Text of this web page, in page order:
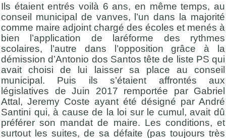
Ils étaient entrés voilà 6 ans, en même temps, au
conseil municipal de vanves, l’un dans la majorité
comme maire adjoint chargé des écoles et menés à
bien l’application de laréforme des rythmes
scolaires, l’autre dans l’opposition grâce à la
démission d’Antonio dos Santos tête de liste PS qui
avait choisi de lui laisser sa place au conseil
municipal. Puis ils s’étaient affrontés aux
législatives de Juin 2017 remportée par Gabriel
Attal, Jeremy Coste ayant été désigné par André
Santini qui, à cause de la loi sur le cumul, avait dû
préférer son mandat de maire. Les conditions, et
surtout les suites, de sa défaite (pas toujours très